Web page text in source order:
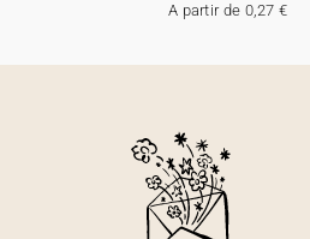
A partir de 0,27 €